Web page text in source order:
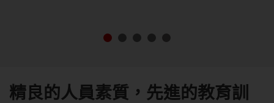
精良的人員素質，先進的教育訓